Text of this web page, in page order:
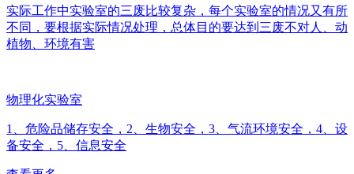
实际工作中实验室的三废比较复杂，每个实验室的情况又有所
不同，要根据实际情况处理，总体目的要达到三废不对人、动
植物、环境有害
物理化实验室
1、危险品储存安全，2、生物安全，3、气流环境安全，4、设
备安全，5、信息安全